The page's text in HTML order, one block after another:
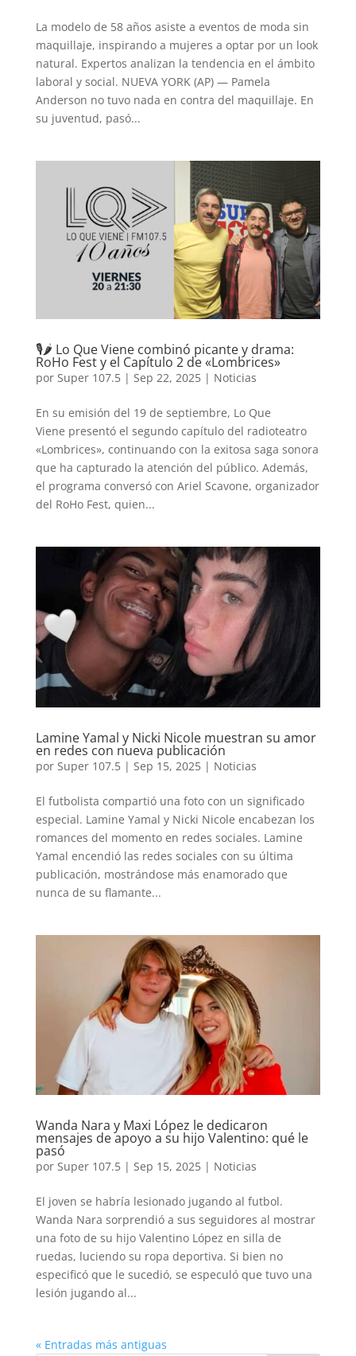
La modelo de 58 años asiste a eventos de moda sin
maquillaje, inspirando a mujeres a optar por un look
natural. Expertos analizan la tendencia en el ámbito
laboral y social. NUEVA YORK (AP) — Pamela
Anderson no tuvo nada en contra del maquillaje. En
su juventud, pasó...
🎙️🌶️ Lo Que Viene combinó picante y drama:
RoHo Fest y el Capítulo 2 de «Lombrices»
por Super 107.5| Sep 22, 2025| Noticias
En su emisión del 19 de septiembre, Lo Que
Viene presentó el segundo capítulo del radioteatro
«Lombrices», continuando con la exitosa saga sonora
que ha capturado la atención del público. Además,
el programa conversó con Ariel Scavone, organizador
del RoHo Fest, quien...
Lamine Yamal y Nicki Nicole muestran su amor
en redes con nueva publicación
por Super 107.5| Sep 15, 2025| Noticias
El futbolista compartió una foto con un significado
especial. Lamine Yamal y Nicki Nicole encabezan los
romances del momento en redes sociales. Lamine
Yamal encendió las redes sociales con su última
publicación, mostrándose más enamorado que
nunca de su flamante...
Wanda Nara y Maxi López le dedicaron
mensajes de apoyo a su hijo Valentino: qué le
pasó
por Super 107.5| Sep 15, 2025| Noticias
El joven se habría lesionado jugando al futbol.
Wanda Nara sorprendió a sus seguidores al mostrar
una foto de su hijo Valentino López en silla de
ruedas, luciendo su ropa deportiva. Si bien no
especificó que le sucedió, se especuló que tuvo una
lesión jugando al...
« Entradas más antiguas